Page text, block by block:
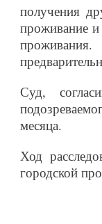
получения
проживание
Суд,
месяца.
Ход
городской